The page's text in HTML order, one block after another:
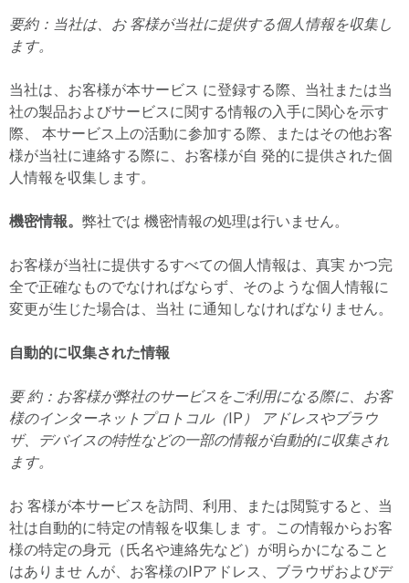
要約：当社は、お 客様が当社に提供する個人情報を収集し
ます。
当社は、お客様が本サービス に登録する際、当社または当
社の製品およびサービスに関する情報の入手に関心を示す
際、 本サービス上の活動に参加する際、またはその他お客
様が当社に連絡する際に、お客様が自 発的に提供された個
人情報を収集します。
機密情報。 弊社では 機密情報の処理は行いません。
お客様が当社に提供するすべての個人情報は、真実 かつ完
全で正確なものでなければならず、そのような個人情報に
変更が生じた場合は、当社 に通知しなければなりません。
自動的に収集された情報
要 約：お客様が弊社のサービスをご利用になる際に、お客
様のインターネットプロトコル（IP） アドレスやブラウ
ザ、デバイスの特性などの一部の情報が自動的に収集され
ます。
お 客様が本サービスを訪問、利用、または閲覧すると、当
社は自動的に特定の情報を収集しま す。この情報からお客
様の特定の身元（氏名や連絡先など）が明らかになること
はありませ んが、お客様のIPアドレス、ブラウザおよびデ